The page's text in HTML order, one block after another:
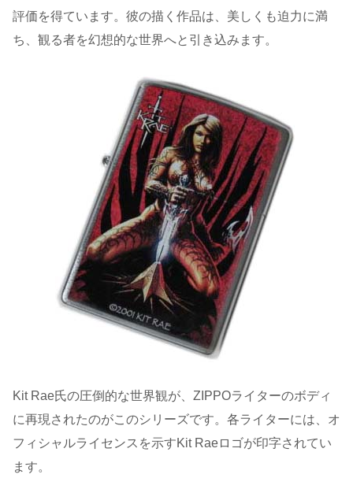
評価を得ています。彼の描く作品は、美しくも迫力に満
ち、観る者を幻想的な世界へと引き込みます。
Kit Rae氏の圧倒的な世界観が、ZIPPOライターのボディ
に再現されたのがこのシリーズです。各ライターには、オ
フィシャルライセンスを示すKit Raeロゴが印字されてい
ます。